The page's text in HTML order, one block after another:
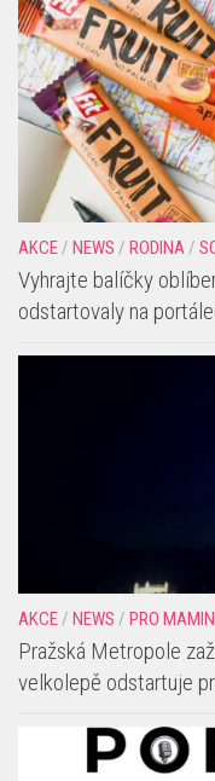
AKCE/ NEWS / RODINA/
Vyhrajte balíčky
odstartovaly na
AKCE/ NEWS / PRO
Pražská Metropole
velkolepě odstartuje